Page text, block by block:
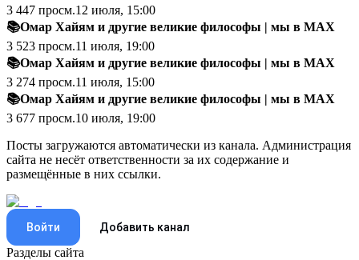
3 447 просм.12 июля, 15:00
📚Омар Хайям и другие великие философы | мы в MAX
3 523 просм.11 июля, 19:00
📚Омар Хайям и другие великие философы | мы в MAX
3 274 просм.11 июля, 15:00
📚Омар Хайям и другие великие философы | мы в MAX
3 677 просм.10 июля, 19:00
Посты загружаются автоматически из канала. Администрация
сайта не несёт ответственности за их содержание и
размещённые в них ссылки.
Войти Добавить канал
Разделы сайта